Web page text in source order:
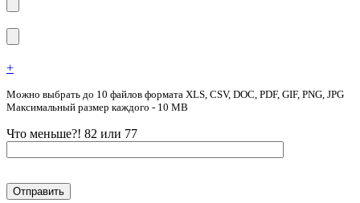
+
Можно выбрать до 10 файлов формата XLS, CSV, DOC, PDF, GIF, PNG, JPG
Максимальный размер каждого - 10 MB
Что меньше?! 82 или 77